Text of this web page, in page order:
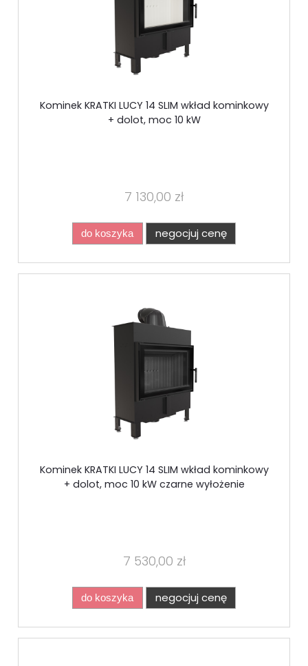
Kominek KRATKI LUCY 14 SLIM wkład kominkowy
+ dolot, moc 10 kW
7 130,00 zł
do koszyka negocjuj cenę
Kominek KRATKI LUCY 14 SLIM wkład kominkowy
+ dolot, moc 10 kW czarne wyłożenie
7 530,00 zł
do koszyka negocjuj cenę